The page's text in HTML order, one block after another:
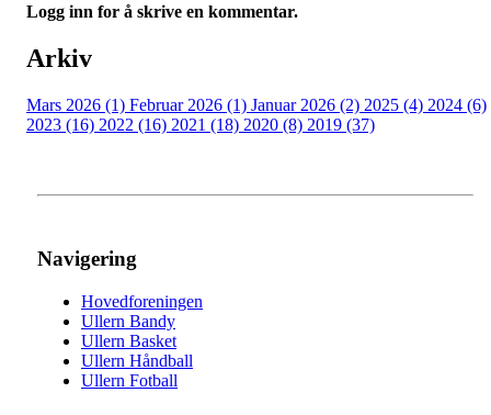
Logg inn for å skrive en kommentar.
Arkiv
Mars 2026 (1) Februar 2026 (1) Januar 2026 (2) 2025 (4) 2024 (6)
2023 (16) 2022 (16) 2021 (18) 2020 (8) 2019 (37)
Navigering
Hovedforeningen
Ullern Bandy
Ullern Basket
Ullern Håndball
Ullern Fotball